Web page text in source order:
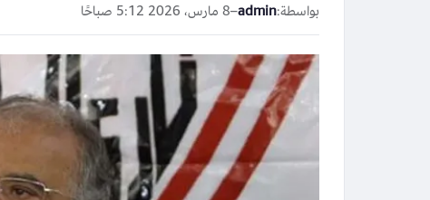
بواسطة:admin
–8 مارس، 2026 5:12 صباحًا